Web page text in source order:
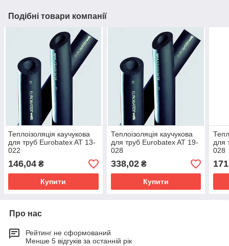
Подібні товари компанії
Теплоізоляція каучукова
для труб Eurobatex AT 13-
022
146,04 ₴
Купити
Теплоізоляція каучукова
для труб Eurobatex AT 19-
028
338,02₴
Купити
для
028
Про нас
Рейтинг не сформований
Менше 5 відгуків за останній рік